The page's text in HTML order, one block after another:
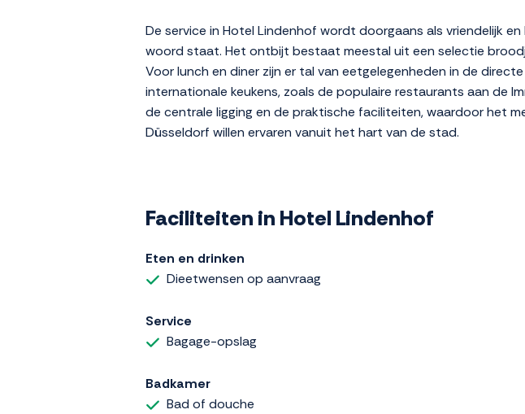
De service in Hotel Lindenhof wordt doorgaans als vriendelijk
woord staat. Het ontbijt bestaat meestal uit een selectie
Voor lunch en diner zijn er tal van eetgelegenheden in de
internationale keukens, zoals de populaire restaurants aan de
de centrale ligging en de praktische faciliteiten, waardoor het
Düsseldorf willen ervaren vanuit het hart van de stad.
Faciliteiten in Hotel Lindenhof
Eten en drinken
Dieetwensen op aanvraag
Service
Bagage-opslag
Badkamer
Bad of douche